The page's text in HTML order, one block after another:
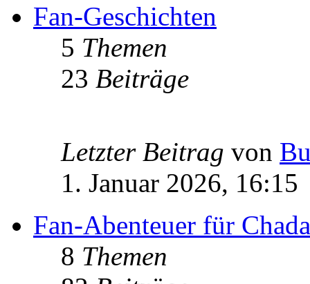
Fan-Geschichten
5 Themen
23 Beiträge
Letzter Beitrag von
1. Januar 2026, 16:15
Fan-Abenteuer für
8 Themen